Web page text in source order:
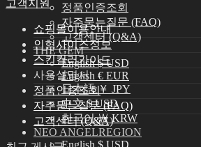
정품인증조회
자주묻는질문 (FAQ)
고객센터 (Q&A)
THE GEM
English $ USD
English € EUR
日本語 ￥ JPY
中文 $ USD
한국어 ￦ KRW
NEO ANGELREGION
고객지원
쇼핑몰이용안내
인형사이즈정보
스킨컬러가이드
사용설명서
정품인증조회
자주묻는질문 (FAQ)
고객센터 (Q&A)